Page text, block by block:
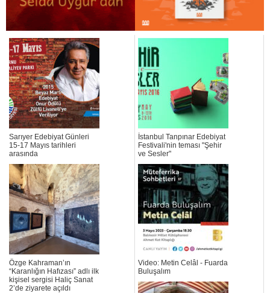
Sarıyer Edebiyat Günleri
15-17 Mayıs tarihleri
arasında
İstanbul Tanpınar Edebiyat
Festivali'nin teması "Şehir
ve Sesler"
Özge Kahraman’ın
“Karanlığın Hafızası” adlı ilk
kişisel sergisi Haliç Sanat
2’de ziyarete açıldı
Video: Metin Celâl - Fuarda
Buluşalım